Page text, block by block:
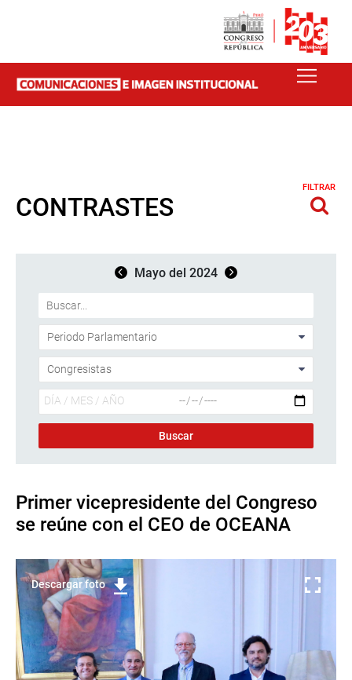
CONTRASTES
FILTRAR
Mayo del 2024
Primer vicepresidente del Congreso
se reúne con el CEO de OCEANA
Descargar foto